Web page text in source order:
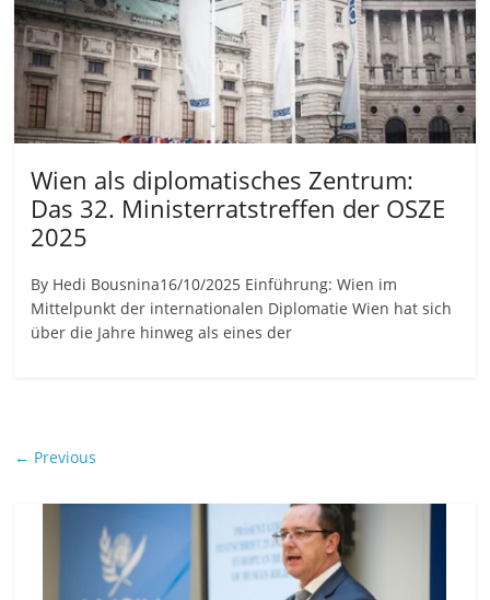
Wien als diplomatisches Zentrum:
Das 32. Ministerratstreffen der OSZE
2025
By Hedi Bousnina16/10/2025 Einführung: Wien im
Mittelpunkt der internationalen Diplomatie Wien hat sich
über die Jahre hinweg als eines der
← Previous